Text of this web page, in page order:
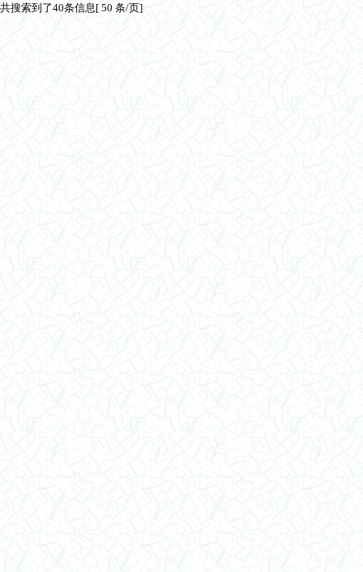
共搜索到了40条信息[ 50 条/页]